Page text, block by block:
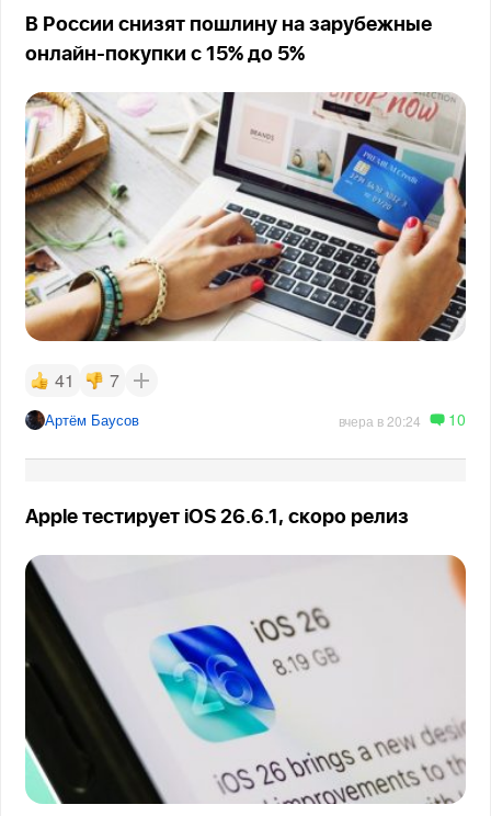
В России снизят пошлину на зарубежные
онлайн-покупки с 15% до 5%
41 7
Артём Баусов вчера в 20:24 10
Apple тестирует iOS 26.6.1, скоро релиз